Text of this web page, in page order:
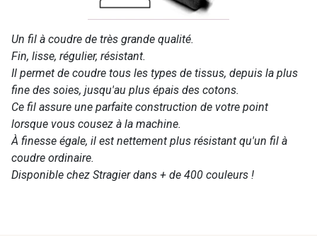
Un fil à coudre de très grande qualité.
Fin, lisse, régulier, résistant.
Il permet de coudre tous les types de tissus, depuis la plus
fine des soies, jusqu'au plus épais des cotons.
Ce fil assure une parfaite construction de votre point
lorsque vous cousez à la machine.
À finesse égale, il est nettement plus résistant qu'un fil à
coudre ordinaire.
Disponible chez Stragier dans + de 400 couleurs !